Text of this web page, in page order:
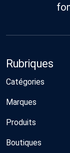
Rubriques
Catégories
Marques
Produits
Boutiques